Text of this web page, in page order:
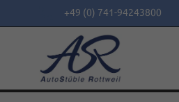
+49 (0) 741-94243800